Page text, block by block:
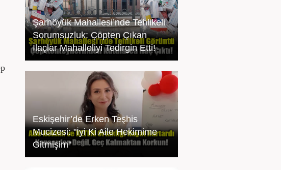
Şarhöyük Mahallesi’nde Tehlikeli
Sorumsuzluk: Çöpten Çıkan
İlaçlar Mahalleliyi Tedirgin Etti!
Eskişehir’de Erken Teşhis
Mucizesi: "İyi Ki Aile Hekimime
Gitmişim"